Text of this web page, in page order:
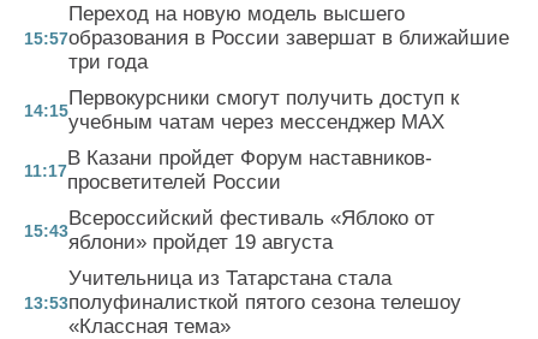
15:57
Переход на новую модель высшего
образования в России завершат в ближайшие
три года
14:15
Первокурсники смогут получить доступ к
учебным чатам через мессенджер MAX
11:17
В Казани пройдет Форум наставников-
просветителей России
15:43
Всероссийский фестиваль «Яблоко от
яблони» пройдет 19 августа
13:53
Учительница из Татарстана стала
полуфиналисткой пятого сезона телешоу
«Классная тема»